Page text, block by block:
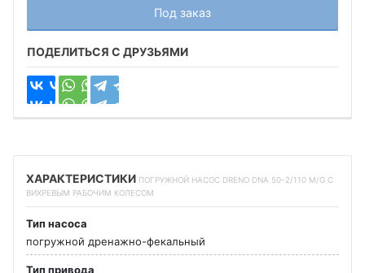
Под заказ
ПОДЕЛИТЬСЯ С ДРУЗЬЯМИ
ХАРАКТЕРИСТИКИ ПОГРУЖНОЙ НАСОС DRENO DNA 50-2/110 M/G С
ВИХРЕВЫМ РАБОЧИМ КОЛЕСОМ
Тип насоса
погружной дренажно-фекальный
Тип привода